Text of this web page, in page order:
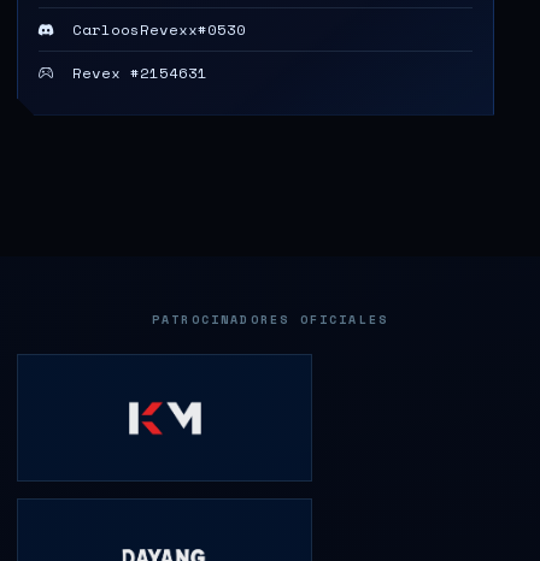
CarloosRevexx#0530
Revex #2154631
PATROCINADORES OFICIALES